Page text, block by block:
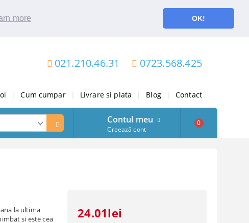
more OK!
021.210.46.31 0723.568.425
Cum cumpar Livrare si plata Blog Contact
Contul meu
Creează cont
0
la ultima
si este cea
24.01lei